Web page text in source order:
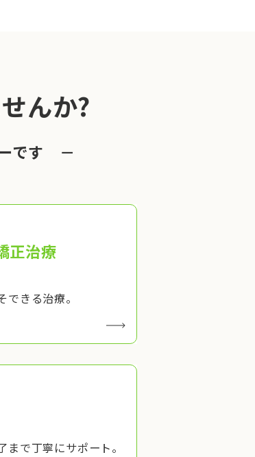
んか?
です －
正治療
できる治療。
まで丁寧にサポート。